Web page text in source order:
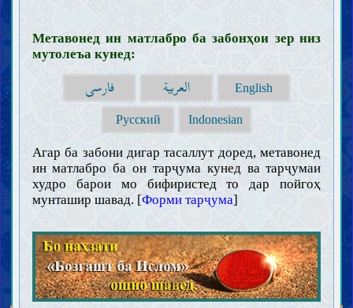
Метавонед ин матлабро ба забонҳои зер низ
мутолеъа кунед:
فارسی العربية English
Русский Indonesian
Агар ба забони дигар тасаллут доред, метавонед
ин матлабро ба он тарҷума кунед ва тарҷумаи
худро барои мо бифиристед то дар пойгоҳ
мунташир шавад. [Форми тарҷума]
Муқаддамот
Ақл
Илм
Зарурат ва чигунагии касби илм (иҷтиҳод)
Мавонеъи касби илм
Хурофот
Вазойиф ва аъмоли олимон
Ҳуҷҷат
Китоби Худованд
Ҳуҷҷият, эъҷоз ва ҷойгоҳи Қуръон
Тафсири Қуръон